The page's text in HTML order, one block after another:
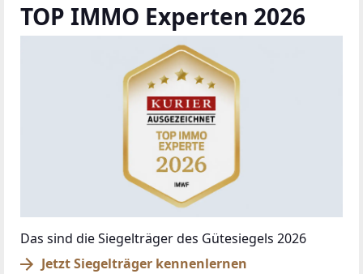
TOP IMMO Experten 2026
Das sind die Siegelträger des Gütesiegels 2026
Jetzt Siegelträger kennenlernen